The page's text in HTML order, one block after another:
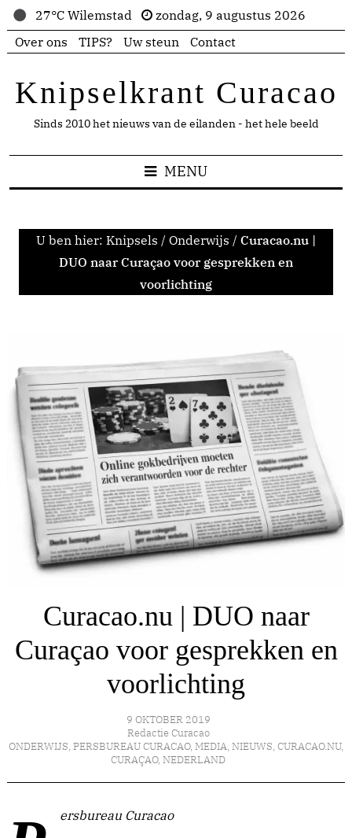
27°C Wilemstad
zondag, 9 augustus 2026
Over ons
TIPS? Uw steun Contact
Knipselkrant Curacao
Sinds 2010 het nieuws van de eilanden - het hele beeld
MENU
U ben hier: Knipsels / Onderwijs / Curacao.nu |
DUO naar Curaçao voor gesprekken en
voorlichting
Curacao.nu | DUO naar
Curaçao voor gesprekken en
voorlichting
9 OKTOBER 2019
Redactie Curacao
ONDERWIJS, PERSBUREAU CURACAO, MEDIA, NIEUWS, CURACAO.NU,
CURAÇAO, NEDERLAND
Persbureau Curacao